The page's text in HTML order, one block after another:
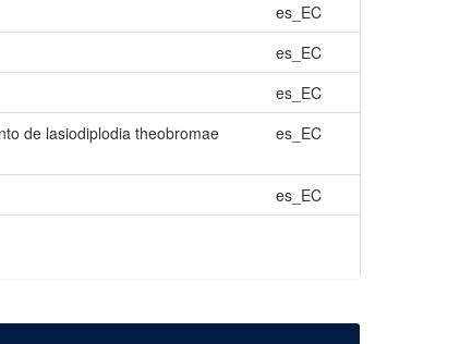
es_EC
es_EC
es_EC
de lasiodiplodia theobromae
es_EC
es_EC